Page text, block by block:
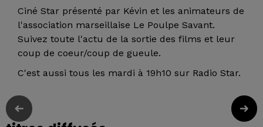
Ciné Star présenté par Kévin et les animateurs de
l'association marseillaise Le Poulpe Savant.
Suivez toute l'actu de la sortie des films et leur
coup de coeur/coup de gueule.
C'est aussi tous les mardi à 19h10 sur Radio Star.